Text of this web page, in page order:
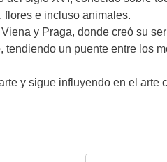
flores e incluso animales.
y Praga, donde creó su
un puente entre los
y sigue influyendo en el arte